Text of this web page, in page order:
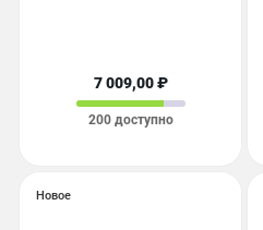
7 009,00 ₽
200 доступно
Новое